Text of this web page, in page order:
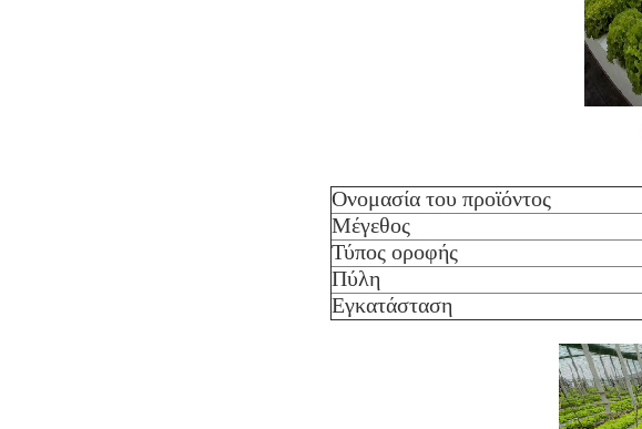
Ονομασία του προϊόντος
Μέγεθος
Τύπος οροφής
Πύλη
Εγκατάσταση